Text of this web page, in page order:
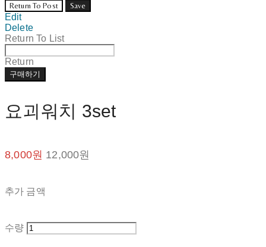
Return To Post Save
Edit
Delete
Return To List
Return
구매하기
요괴워치 3set
8,000원 12,000원
추가 금액
수량